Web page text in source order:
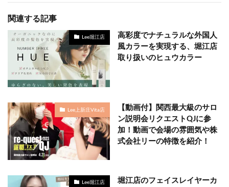
関連する記事
Lee堀江店
高彩度でナチュラルな外国人
風カラーを実現する、堀江店
取り扱いのヒュウカラー
Lee上新庄Vita店
【動画付】関西最大級のサロ
ン説明会リクエストQJに参
加！動画で会場の雰囲気や株
式会社リーの特徴を紹介！
Lee堀江店
堀江店のフェイスレイヤーカ